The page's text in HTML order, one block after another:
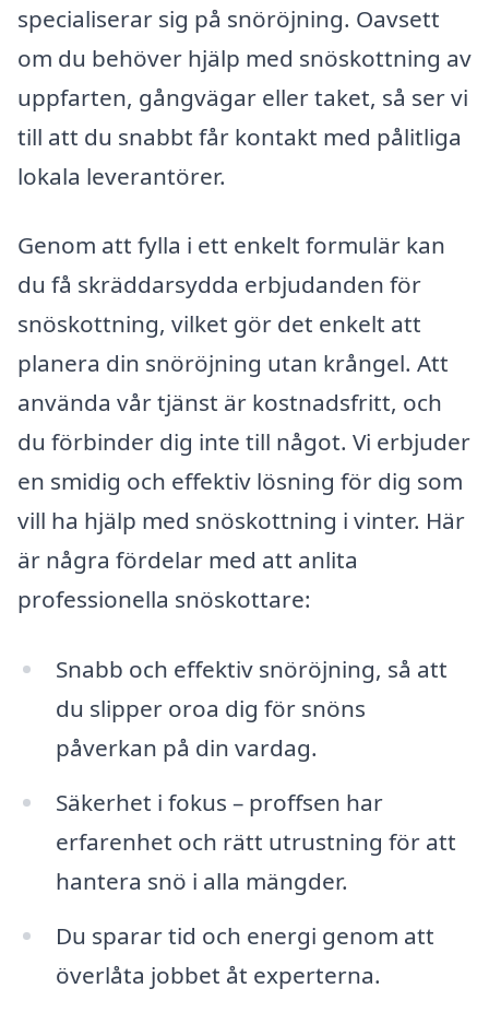
specialiserar sig på snöröjning. Oavsett
om du behöver hjälp med snöskottning av
uppfarten, gångvägar eller taket, så ser vi
till att du snabbt får kontakt med pålitliga
lokala leverantörer.
Genom att fylla i ett enkelt formulär kan
du få skräddarsydda erbjudanden för
snöskottning, vilket gör det enkelt att
planera din snöröjning utan krångel. Att
använda vår tjänst är kostnadsfritt, och
du förbinder dig inte till något. Vi erbjuder
en smidig och effektiv lösning för dig som
vill ha hjälp med snöskottning i vinter. Här
är några fördelar med att anlita
professionella snöskottare:
Snabb och effektiv snöröjning, så att
du slipper oroa dig för snöns
påverkan på din vardag.
Säkerhet i fokus – proffsen har
erfarenhet och rätt utrustning för att
hantera snö i alla mängder.
Du sparar tid och energi genom att
överlåta jobbet åt experterna.